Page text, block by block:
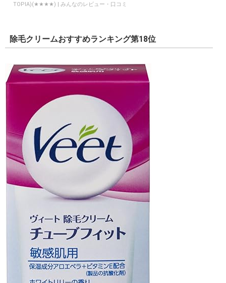
TOPIA)(★★★★) | みんなのレビュー・口コミ
除毛クリームおすすめランキング第18位